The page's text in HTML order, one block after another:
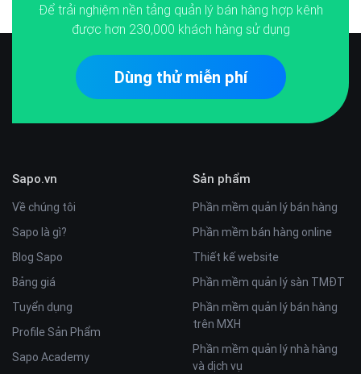
Để trải nghiệm nền tảng quản lý bán hàng hợp kênh
được hơn 230,000 khách hàng sử dụng
Dùng thử miễn phí
Sapo.vn
Về chúng tôi
Sapo là gì?
Blog Sapo
Bảng giá
Tuyển dụng
Profile Sản Phẩm
Sapo Academy
Sản phẩm
Phần mềm quản lý bán hàng
Phần mềm bán hàng online
Thiết kế website
Phần mềm quản lý sàn TMĐT
Phần mềm quản lý bán hàng
trên MXH
Phần mềm quản lý nhà hàng
và dịch vụ